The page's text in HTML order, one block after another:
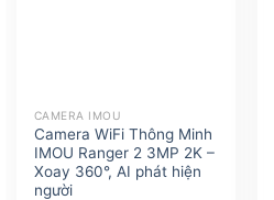
CAMERA IMOU
Camera WiFi Thông Minh
IMOU Ranger 2 3MP 2K –
Xoay 360°, AI phát hiện
người